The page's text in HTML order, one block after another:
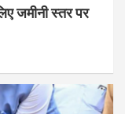
जमीनी स्तर पर